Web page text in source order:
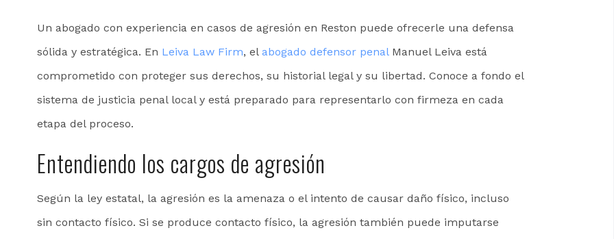
Un abogado con experiencia en casos de agresión en Reston puede ofrecerle una defensa
sólida y estratégica. En Leiva Law Firm, el abogado defensor penalManuel Leiva está
comprometido con proteger sus derechos, su historial legal y su libertad. Conoce a fondo el
sistema de justicia penal local y está preparado para representarlo con firmeza en cada
etapa del proceso.
Entendiendo los cargos de agresión
Según la ley estatal, la agresión es la amenaza o el intento de causar daño físico, incluso
sin contacto físico. Si se produce contacto físico, la agresión también puede imputarse